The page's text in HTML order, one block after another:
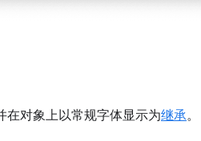
在对象上以常规字体显示为继承。